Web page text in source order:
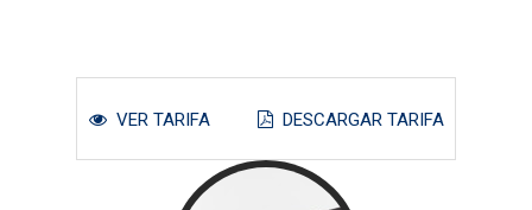
VER TARIFA DESCARGAR TARIFA